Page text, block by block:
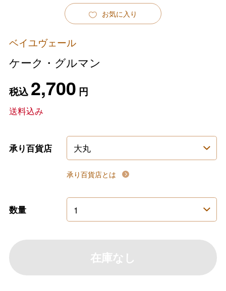
お気に入り
ベイユヴェール
ケーク・グルマン
税込2,700 円
送料込み
承り百貨店
承り百貨店とは
数量
在庫なし